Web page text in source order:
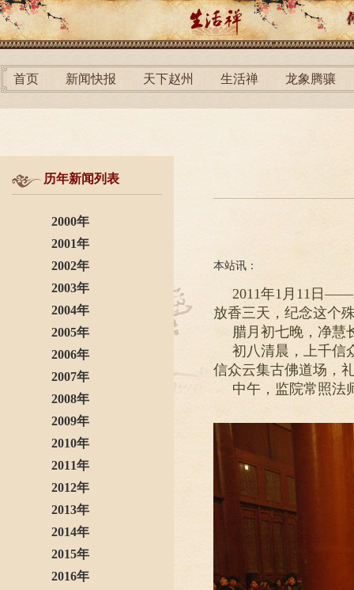
首页 新闻快报 天下赵州 生活禅 龙象腾骧
历年新闻列表
2000年
2001年
2002年
2003年
2004年
2005年
2006年
2007年
2008年
2009年
2010年
2011年
2012年
2013年
2014年
2015年
2016年
本站讯：
2011年1月11日——
放香三天，纪念这个
腊月初七晚，净慧
初八清晨，上千信
信众云集古佛道场，
中午，监院常照法